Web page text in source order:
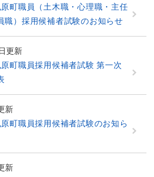
町職員（土木職・心理職・主任
職）採用候補者試験のお知らせ
更新
町職員採用候補者試験 第一次
新
町職員採用候補者試験のお知ら
新